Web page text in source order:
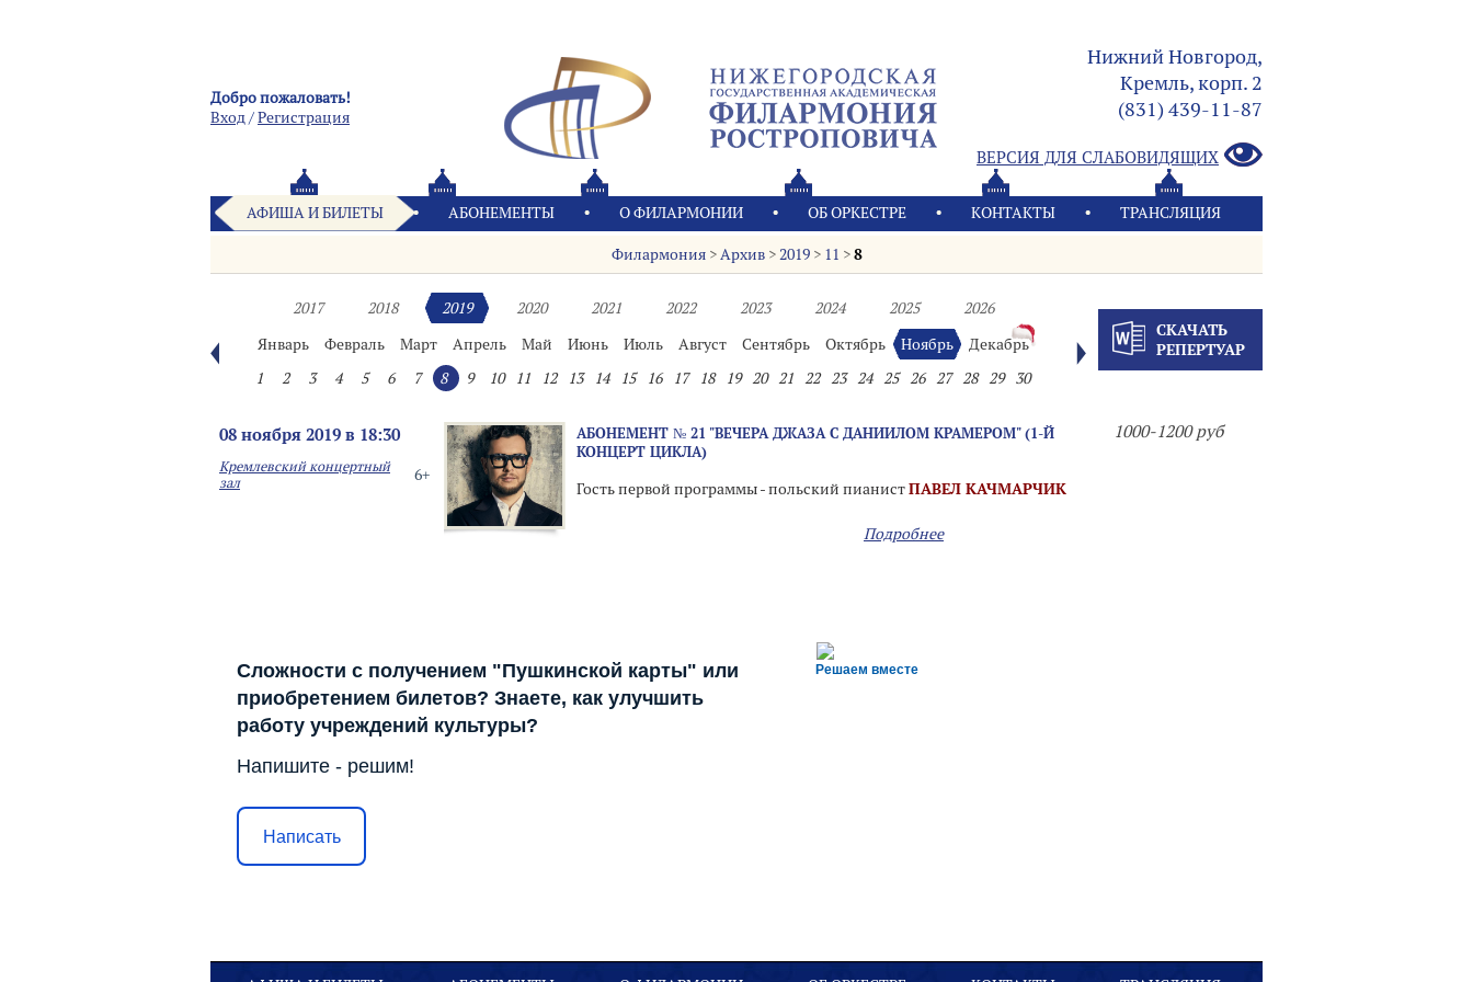
Добро пожаловать!
Вход/Pегистрация
Нижний Новгород,
Кремль, корп. 2
(831) 439-11-87
ВЕРСИЯ ДЛЯ СЛАБОВИДЯЩИХ
АФИША И БИЛЕТЫ АБОНЕМЕНТЫ О ФИЛАРМОНИИ OБ ОРКЕСТРЕ КОНТАКТЫ ТРАНСЛЯЦИЯ
Филармония>Архив>2019> 11 >8
2017 2018 2019 2020 2021 2022 2023 2024 2025
2026
Январь
Февраль Март Апрель Май Июнь Июль Август Сентябрь Октябрь Ноябрь
Декабрь
1
2 3 4 5 6 7 8 9 10 11 12 13 14 15 16 17 18 19 20 21 22 23 24 25 26 27 28 29 30
СКАЧАТЬ
РЕПЕРТУАР
08 ноября 2019 в 18:30
6+
Кремлевский концертный
зал
АБОНЕМЕНТ № 21 "ВЕЧЕРА ДЖАЗА С ДАНИИЛОМ КРАМЕРОМ" (1-Й
КОНЦЕРТ ЦИКЛА)
Гость первой программы - польский пианистПАВЕЛ КАЧМАРЧИК
Подробнее
1000-1200 руб
Решаем вместе
Сложности с получением "Пушкинской карты" или
приобретением билетов? Знаете, как улучшить
работу учреждений культуры?
Напишите - решим!
Написать